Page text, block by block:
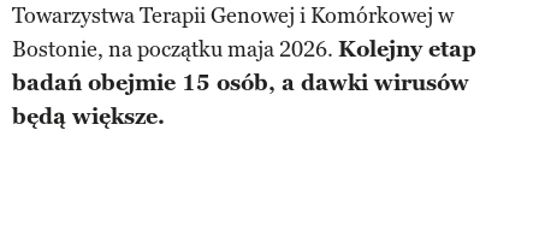
Towarzystwa Terapii Genowej i Komórkowej w
Bostonie, na początku maja 2026. Kolejny etap
badań obejmie 15 osób, a dawki wirusów
będą większe.